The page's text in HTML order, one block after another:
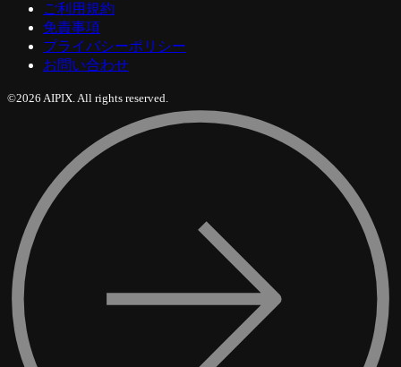
ご利用規約
免責事項
プライバシーポリシー
お問い合わせ
©2026 AIPIX. All rights reserved.